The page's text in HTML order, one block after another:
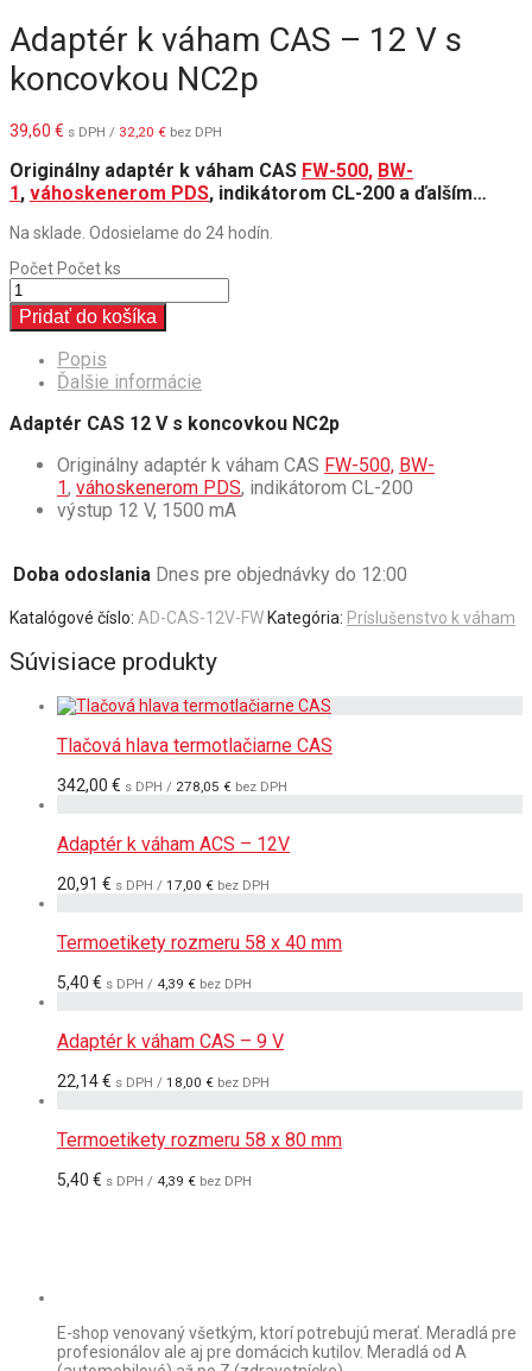
Adaptér k váham CAS – 12 V s
koncovkou NC2p
39,60 € s DPH / 32,20 € bez DPH
Originálny adaptér k váham CAS FW-500, BW-
1, váhoskenerom PDS, indikátorom CL-200 a ďalším…
Na sklade. Odosielame do 24 hodín.
PočetPočet ks
Pridať do košíka
Popis
Ďalšie informácie
Adaptér CAS 12 V s koncovkou NC2p
Originálny adaptér k váham CAS FW-500, BW-
1, váhoskenerom PDS, indikátorom CL-200
výstup 12 V, 1500 mA
Doba odoslania Dnes pre objednávky do 12:00
Katalógové číslo: AD-CAS-12V-FWKategória: Príslušenstvo k váham
Súvisiace produkty
Tlačová hlava termotlačiarne CAS
342,00 € s DPH / 278,05 € bez DPH
Adaptér k váham ACS – 12V
20,91 € s DPH / 17,00 € bez DPH
Termoetikety rozmeru 58 x 40 mm
5,40 € s DPH / 4,39 € bez DPH
Adaptér k váham CAS – 9 V
22,14€ s DPH / 18,00 € bez DPH
Termoetikety rozmeru 58 x 80 mm
5,40 € s DPH / 4,39 € bez DPH
E-shop venovaný všetkým, ktorí potrebujú merať. Meradlá pre
profesionálov ale aj pre domácich kutilov. Meradlá od A